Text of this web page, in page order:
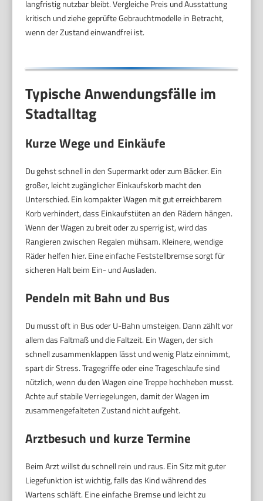
langfristig nutzbar bleibt. Vergleiche Preis und Ausstattung
kritisch und ziehe geprüfte Gebrauchtmodelle in Betracht,
wenn der Zustand einwandfrei ist.
Typische Anwendungsfälle im
Stadtalltag
Kurze Wege und Einkäufe
Du gehst schnell in den Supermarkt oder zum Bäcker. Ein
großer, leicht zugänglicher Einkaufskorb macht den
Unterschied. Ein kompakter Wagen mit gut erreichbarem
Korb verhindert, dass Einkaufstüten an den Rädern hängen.
Wenn der Wagen zu breit oder zu sperrig ist, wird das
Rangieren zwischen Regalen mühsam. Kleinere, wendige
Räder helfen hier. Eine einfache Feststellbremse sorgt für
sicheren Halt beim Ein- und Ausladen.
Pendeln mit Bahn und Bus
Du musst oft in Bus oder U-Bahn umsteigen. Dann zählt vor
allem das Faltmaß und die Faltzeit. Ein Wagen, der sich
schnell zusammenklappen lässt und wenig Platz einnimmt,
spart dir Stress. Tragegriffe oder eine Trageschlaufe sind
nützlich, wenn du den Wagen eine Treppe hochheben musst.
Achte auf stabile Verriegelungen, damit der Wagen im
zusammengefalteten Zustand nicht aufgeht.
Arztbesuch und kurze Termine
Beim Arzt willst du schnell rein und raus. Ein Sitz mit guter
Liegefunktion ist wichtig, falls das Kind während des
Wartens schläft. Eine einfache Bremse und leicht zu